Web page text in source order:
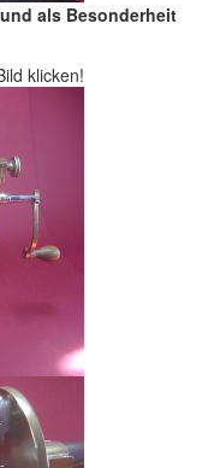
als Besonderheit
klicken!